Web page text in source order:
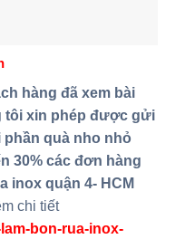
hàng đã xem bài
tôi xin phép được gửi
phần quà nho nhỏ
30% các đơn hàng
inox quận 4- HCM
chi tiết
bon-rua-inox-